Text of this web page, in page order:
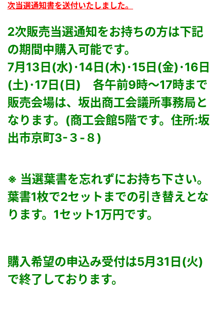
次当選通知書を送付いたしました。
2次販売当選通知をお持ちの方は下記
の期間中購入可能です。
7月13日(水)･14日(木)･15日(金)･16日
(土)･17日(日) 各午前9時～17時まで
販売会場は、坂出商工会議所事務局と
なります。(商工会館5階です。住所:坂
出市京町3-３-８)
※ 当選葉書を忘れずにお持ち下さい。
葉書1枚で2セットまでの引き替えとな
ります。1セット1万円です。
購入希望の申込み受付は5月31日(火)
で終了しております。